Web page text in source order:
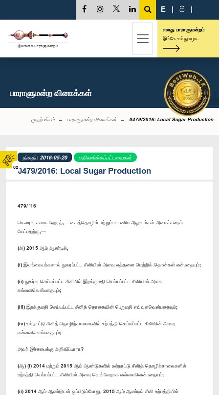
02
E | සි |
எனது பாராளுமன்றம்
இங்கே உள்நுழைக
பாராளுமன்ற வினாக்கள்
முதற்பக்கம் பாராளுமன்ற வினாக்கள் 0479/2016: Local Sugar Production
திகதி: 2016-05-20 பதிலளிக்கப்பட்டவைகள்
0479/2016: Local Sugar Production
479/ '16
கௌரவ கனக ஹேரத்,— கைத்தொழில் மற்றும் வாணிப அலுவல்கள் அமைச்சரைக்
கேட்பதற்கு,—
(அ) 2015 ஆம் ஆண்டில்,
(i) இலங்கையர்களால் நுகரப்பட்ட சீனியின் அளவு எத்தனை மெற்றிக் தொன்கள் என்பதையும்;
(ii) நுகர்வு செய்யப்பட்ட சீனியில் இறக்குமதி செய்யப்பட்ட சீனியின் அளவு
எவ்வளவென்பதையும்;
(iii) இறக்குமதி செய்யப்பட்ட சீனித் தொகையின் பெறுமதி எவ்வளவென்பதையும்;
(iv) உள்நாட்டு சீனித் தொழிற்சாலைகளில் உற்பத்தி செய்யப்பட்ட சீனியின் அளவு
எவ்வளவென்பதையும்;
அவர் இச்சபைக்கு அறிவிப்பாரா?
(ஆ) (i) 2014 மற்றும் 2015 ஆம் ஆண்டுகளில் உள்நாட்டு சீனித் தொழிற்சாலைகளில்
உற்பத்தி செய்யப்பட்ட சீனியின் அளவு வெவ்வேறாக எவ்வளவென்பதையும்;
(ii) 2014 ஆம் ஆண்டுடன் ஒப்பிடும்போது, 2015 ஆம் ஆண்டில் சீனி உற்பத்தியில்